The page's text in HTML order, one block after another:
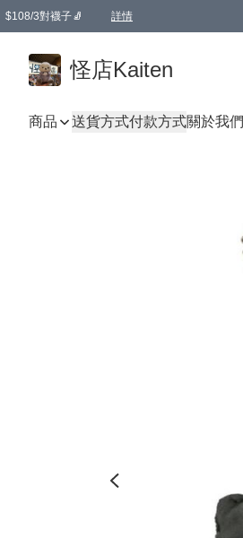
$108/3對襪子🧦 詳情
怪店Kaiten
商品 送貨方式付款方式關於我們